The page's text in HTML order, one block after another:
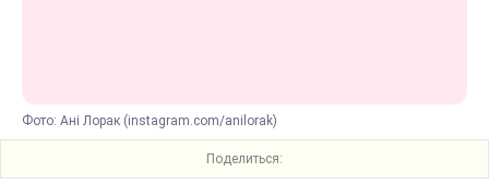
Фото: Ані Лорак (instagram.com/anilorak)
Поделиться: